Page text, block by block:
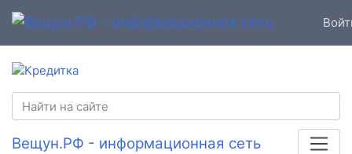
Вещун.РФ - информационная сеть